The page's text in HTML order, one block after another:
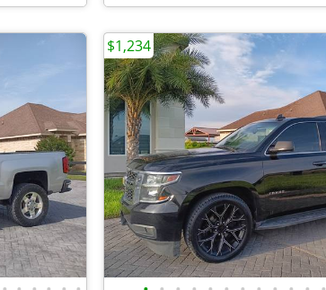
$1,234